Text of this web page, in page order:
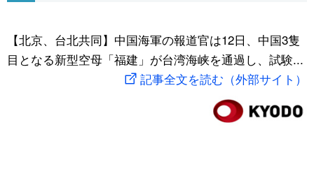
文化
動画/Live
スポーツ・東京2020
【北京、台北共同】中国海軍の報道官は12日、中国3隻
目となる新型空母「福建」が台湾海峡を通過し、試験...
記事全文を読む（外部サイト）